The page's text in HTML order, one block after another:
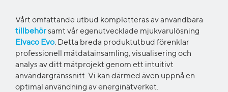
Vårt omfattande utbud kompletteras av användbara
tillbehörsamt vår egenutvecklade mjukvarulösning
Elvaco Evo. Detta breda produktutbud förenklar
professionell mätdatainsamling, visualisering och
analys avditt mätprojekt genom ett intuitivt
användargränssnitt. Vi kan därmed även uppnå en
optimal användning av energinätverket.